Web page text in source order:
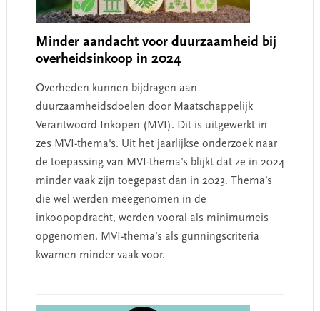
Minder aandacht voor duurzaamheid bij
overheidsinkoop in 2024
Overheden kunnen bijdragen aan
duurzaamheidsdoelen door Maatschappelijk
Verantwoord Inkopen (MVI). Dit is uitgewerkt in
zes MVI-thema's. Uit het jaarlijkse onderzoek naar
de toepassing van MVI-thema’s blijkt dat ze in 2024
minder vaak zijn toegepast dan in 2023. Thema’s
die wel werden meegenomen in de
inkoopopdracht, werden vooral als minimumeis
opgenomen. MVI-thema’s als gunningscriteria
kwamen minder vaak voor.